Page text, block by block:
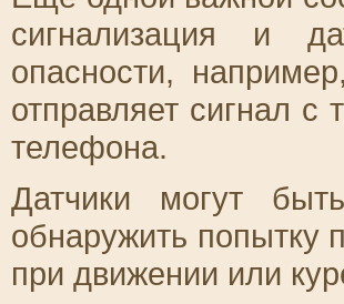
сигнализация и
опасности,
отправляет сигнал
телефона.
Датчики могут
обнаружить попытку
при движении или